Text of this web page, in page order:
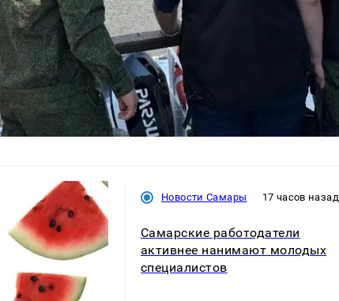
Новости Самары 17 часов назад
Самарские работодатели
активнее нанимают молодых
специалистов